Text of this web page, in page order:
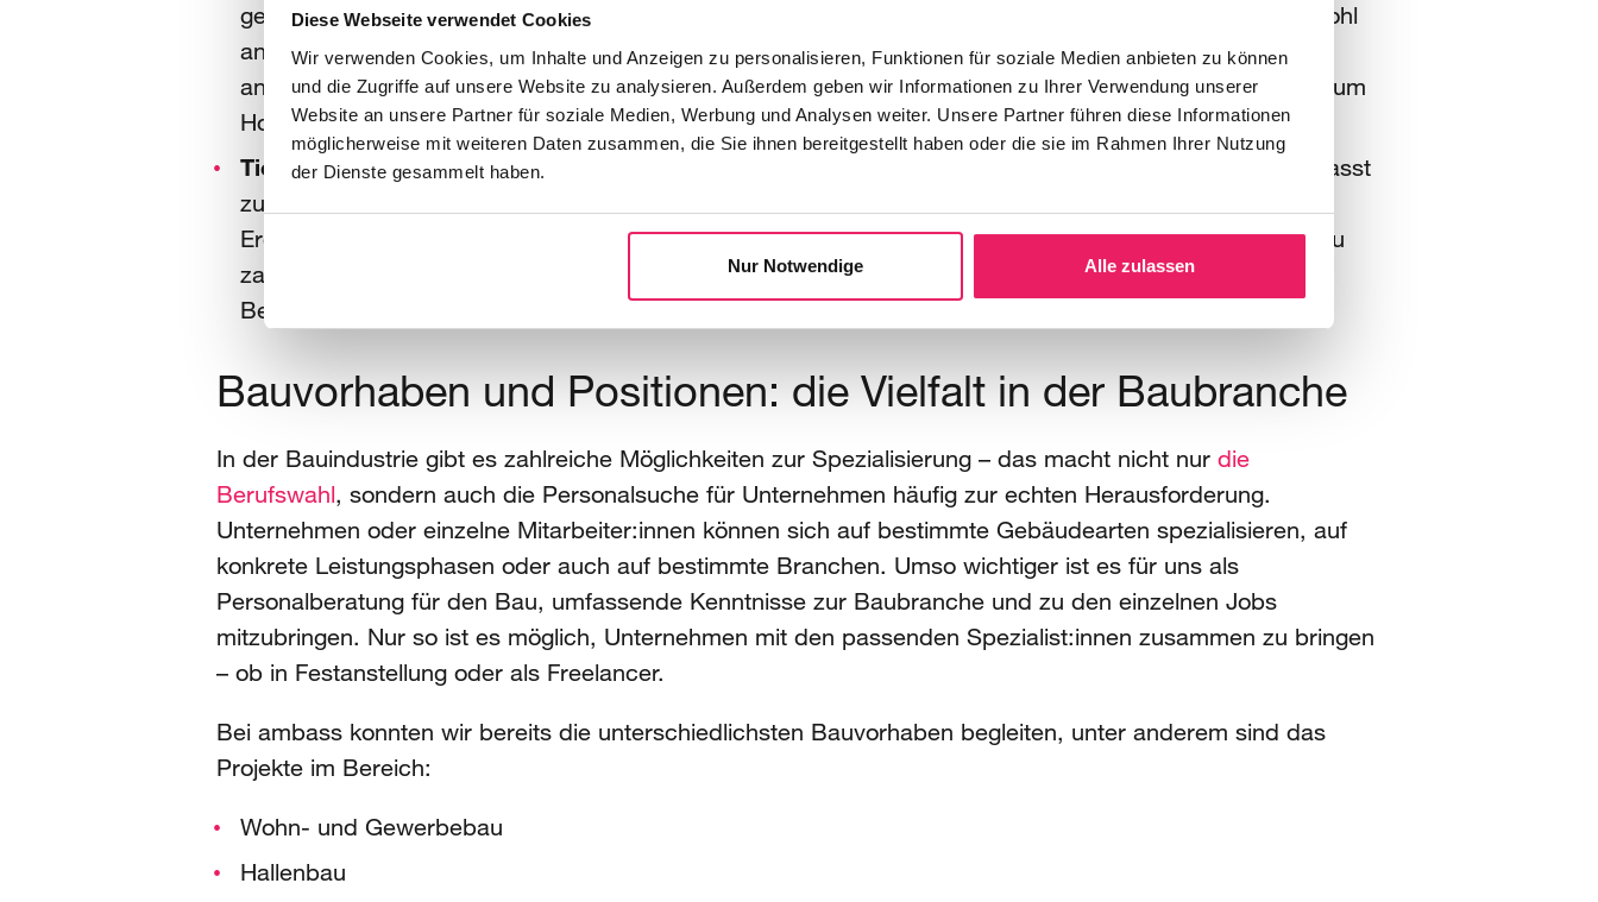
Diese Webseite verwendet Cookies
Wir verwenden Cookies, um Inhalte und Anzeigen zu personalisieren, Funktionen für soziale Medien anbieten zu können
und die Zugriffe auf unsere Website zu analysieren. Außerdem geben wir Informationen zu Ihrer Verwendung unserer
Website an unsere Partner für soziale Medien, Werbung und Analysen weiter. Unsere Partner führen diese Informationen
möglicherweise mit weiteren Daten zusammen, die Sie ihnen bereitgestellt haben oder die sie im Rahmen Ihrer Nutzung
der Dienste gesammelt haben.
Nur Notwendige Alle zulassen
gebaut werden. Der Fachkräftemangel ist demnach in diesem Bereich stark ausgeprägt – es fehlt sowohl
an planenden Mitarbeiter:innen als auch an den ausführenden. Neben Wohngebäuden zählen unter
anderem auch Einkaufszentren, öffentliche Gebäude, medizinische Gebäude oder Industriestandorte zum
Hochbau.
Tiefbau:Alle Bauprojekte, die unter der Erdoberfläche realisiert werden, zählen
. Das umfasst
zum Beispiel Fundamente für alle Arten von Gebäuden, den Kanal- und Verkehrswegebau, sowie den
Erdbau oder den Tunnelbau. Genauso wie in den Bereichen TGA und Hochbau werden auch im Tiefbau
zahlreiche Fachkräfte gesucht – sie legen den Grundstein für Bauprojekte aus dem Hochbau. Alle 3
Bereiche müssen optimal aufeinander abgestimmt werden, damit Bauprojekte erfolgreich werden.
Bauvorhaben und Positionen: die Vielfalt in der Baubranche
In der Bauindustrie gibt es zahlreiche Möglichkeiten zur Spezialisierung – das macht nicht nur die
Berufswahl, sondern auch die Personalsuche für Unternehmen häufig zur echten Herausforderung.
Unternehmen oder einzelne Mitarbeiter:innen können sich auf bestimmte Gebäudearten spezialisieren, auf
konkrete Leistungsphasen oder auch auf bestimmte Branchen. Umso wichtiger ist es für uns als
Personalberatung für den Bau, umfassende Kenntnisse zur Baubranche und zu den einzelnen Jobs
mitzubringen. Nur so ist es möglich, Unternehmen mit den passenden Spezialist:innen zusammen zu bringen
– ob in Festanstellung oder als Freelancer.
Bei ambass konnten wir bereits die unterschiedlichsten Bauvorhaben begleiten, unter anderem sind das
Projekte im Bereich:
Wohn- und Gewerbebau
Hallenbau